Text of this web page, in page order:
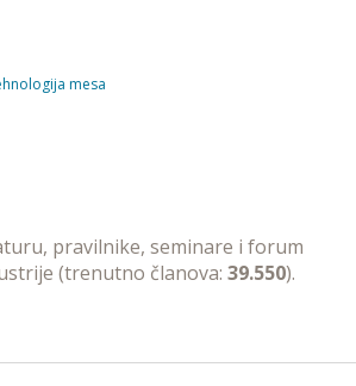
mesa
pravilnike, seminare i forum
(trenutno članova: 39.550).